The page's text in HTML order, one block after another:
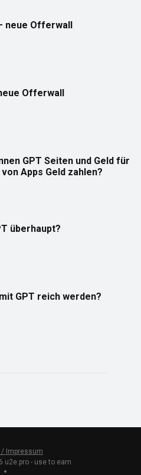
neue Offerwall
Offerwall
GPT Seiten und Geld für
Apps Geld zahlen?
überhaupt?
GPT reich werden?
/ Impressum
u2e.pro - use to earn